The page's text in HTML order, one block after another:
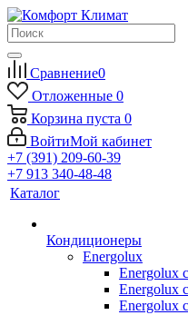
Сравнение0
Отложенные 0
Корзина пуста 0
ВойтиМой кабинет
+7 (391) 209-60-39
+7 913 340-48-48
Каталог
Кондиционеры
Energolux
Energolux
Energolux
Energolux